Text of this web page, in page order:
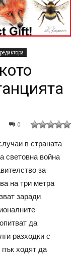
0
в страната
световна война
за
на три метра
заради
да
разходки с
пък ходят да